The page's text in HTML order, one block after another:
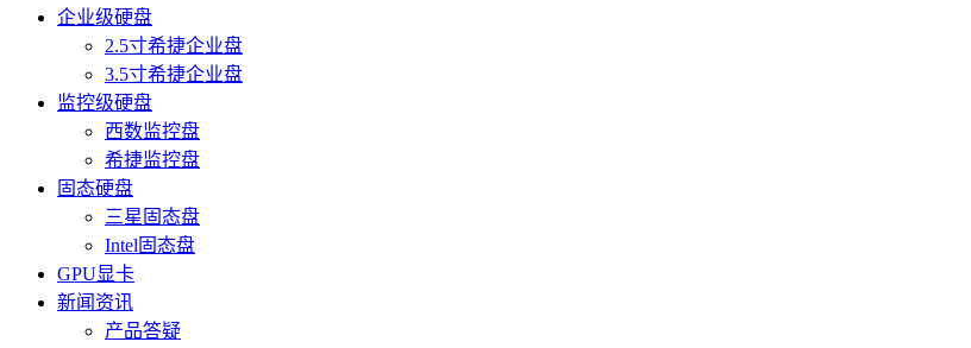
企业级硬盘
2.5寸希捷企业盘
3.5寸希捷企业盘
监控级硬盘
西数监控盘
希捷监控盘
固态硬盘
三星固态盘
Intel固态盘
GPU显卡
新闻资讯
产品答疑